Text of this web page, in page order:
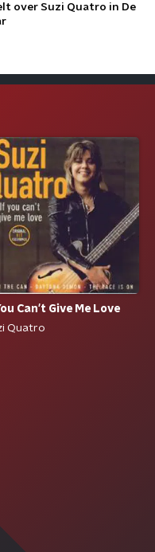
over Suzi Quatro in De
Can't Give Me Love
Quatro